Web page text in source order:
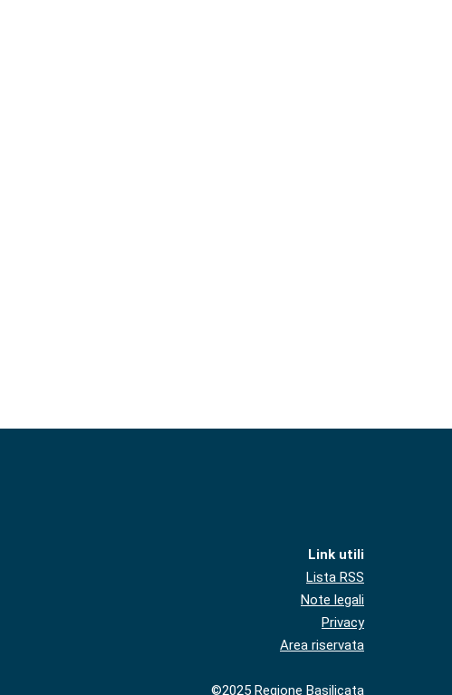
Link utili
Lista RSS
Note legali
Privacy
Area riservata
©2025 Regione Basilicata